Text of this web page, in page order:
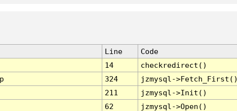
Line
Code
14
checkredirect()
324
jzmysql-
211
jzmysql->Init()
62
jzmysql->Open()